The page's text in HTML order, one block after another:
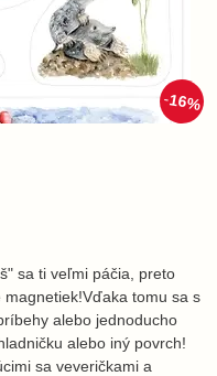
16%
sa ti veľmi páčia, preto
tomu sa s
alebo jednoducho
alebo iný povrch!
sa veveričkami a